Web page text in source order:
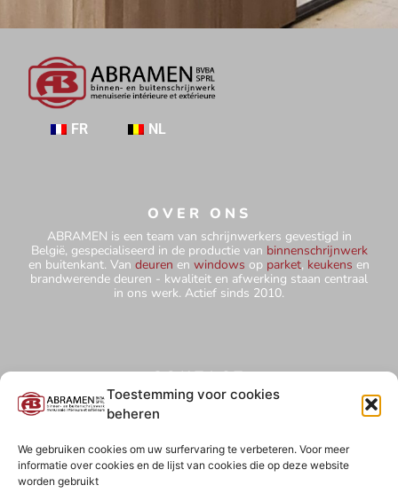
Toestemming voor cookies
beheren
We gebruiken cookies om uw surfervaring te verbeteren. Voor meer
informatie over cookies en de lijst van cookies die op deze website
worden gebruikt
FR NL
OVER ONS
ABRAMEN is een team van schrijnwerkers gevestigd in
België, gespecialiseerd in de productie van binnenschrijnwerk
en buitenkant. Van deuren en windows op parket, keukens en
brandwerende deuren - kwaliteit en afwerking staan centraal
in ons werk. Actief sinds 2010.
CONTACT
+32 484 75 67 78
abramensprl@yahoo.com
Hutteweg 5 - 1910 Kampenhout
BE0827 850 854